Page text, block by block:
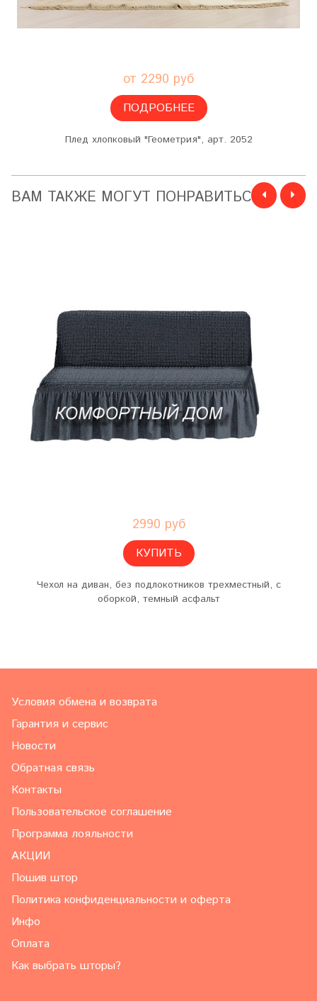
от 2290 руб
ПОДРОБНЕЕ
Плед хлопковый "Геометрия", арт. 2052
ВАМ ТАКЖЕ МОГУТ ПОНРАВИТЬСЯ
2990 руб
КУПИТЬ
Чехол на диван, без подлокотников трехместный, с
оборкой, темный асфальт
Условия обмена и возврата
Гарантия и сервис
Новости
Обратная связь
Контакты
Пользовательское соглашение
Программа лояльности
АКЦИИ
Пошив штор
Политика конфиденциальности и оферта
Инфо
Оплата
Как выбрать шторы?